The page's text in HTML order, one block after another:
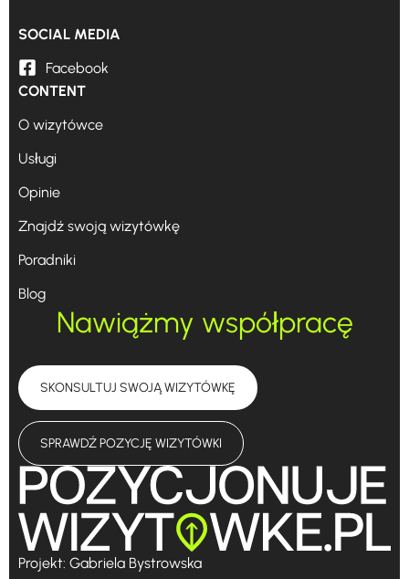
SOCIAL MEDIA
Facebook
Nawiążmy współpracę
SKONSULTUJ SWOJĄ WIZYTÓWKĘ
SPRAWDŹ POZYCJĘ WIZYTÓWKI
CONTENT
O wizytówce
Usługi
Opinie
Znajdź swoją wizytówkę
Poradniki
Blog
Projekt: Gabriela Bystrowska